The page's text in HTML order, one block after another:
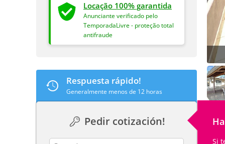
Locação 100% garantida
Anunciante verificado pelo
TemporadaLivre - proteção total
antifraude
Respuesta rápido!
Generalmente menos de 12 horas
Pedir cotización!
Si